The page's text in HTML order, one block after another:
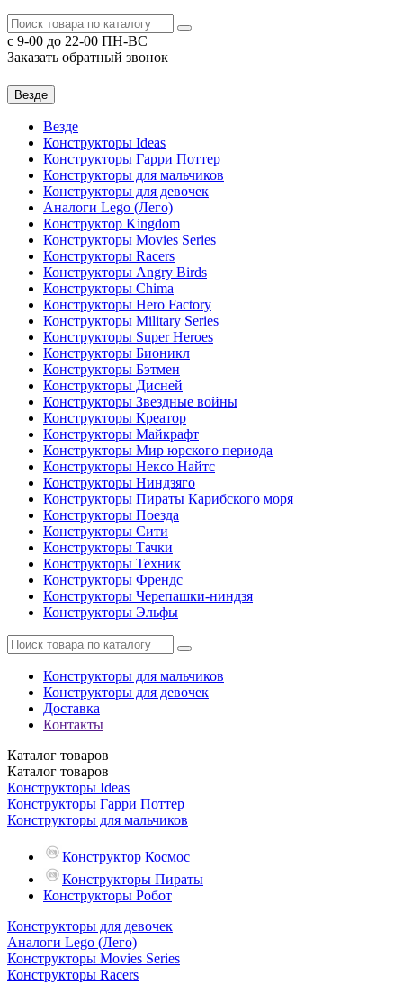
c 9-00 до 22-00 ПН-ВС
Заказать обратный звонок
Везде
Везде
Конструкторы Ideas
Конструкторы Гарри Поттер
Конструкторы для мальчиков
Конструкторы для девочек
Аналоги Lego (Лего)
Конструктор Kingdom
Конструкторы Movies Series
Конструкторы Racers
Конструкторы Angry Birds
Конструкторы Chima
Конструкторы Hero Factory
Конструкторы Military Series
Конструкторы Super Heroes
Конструкторы Бионикл
Конструкторы Бэтмен
Конструкторы Дисней
Конструкторы Звездные войны
Конструкторы Креатор
Конструкторы Майкрафт
Конструкторы Мир юрского периода
Конструкторы Нексо Найтс
Конструкторы Ниндзяго
Конструкторы Пираты Карибского моря
Конструкторы Поезда
Конструкторы Сити
Конструкторы Тачки
Конструкторы Техник
Конструкторы Френдс
Конструкторы Черепашки-ниндзя
Конструкторы Эльфы
Конструкторы для мальчиков
Конструкторы для девочек
Доставка
Контакты
Каталог товаров
Каталог товаров
Конструкторы Ideas
Конструкторы Гарри Поттер
Конструкторы для мальчиков
Конструктор Космос
Конструкторы Пираты
Конструкторы Робот
Конструкторы для девочек
Аналоги Lego (Лего)
Конструкторы Movies Series
Конструкторы Racers